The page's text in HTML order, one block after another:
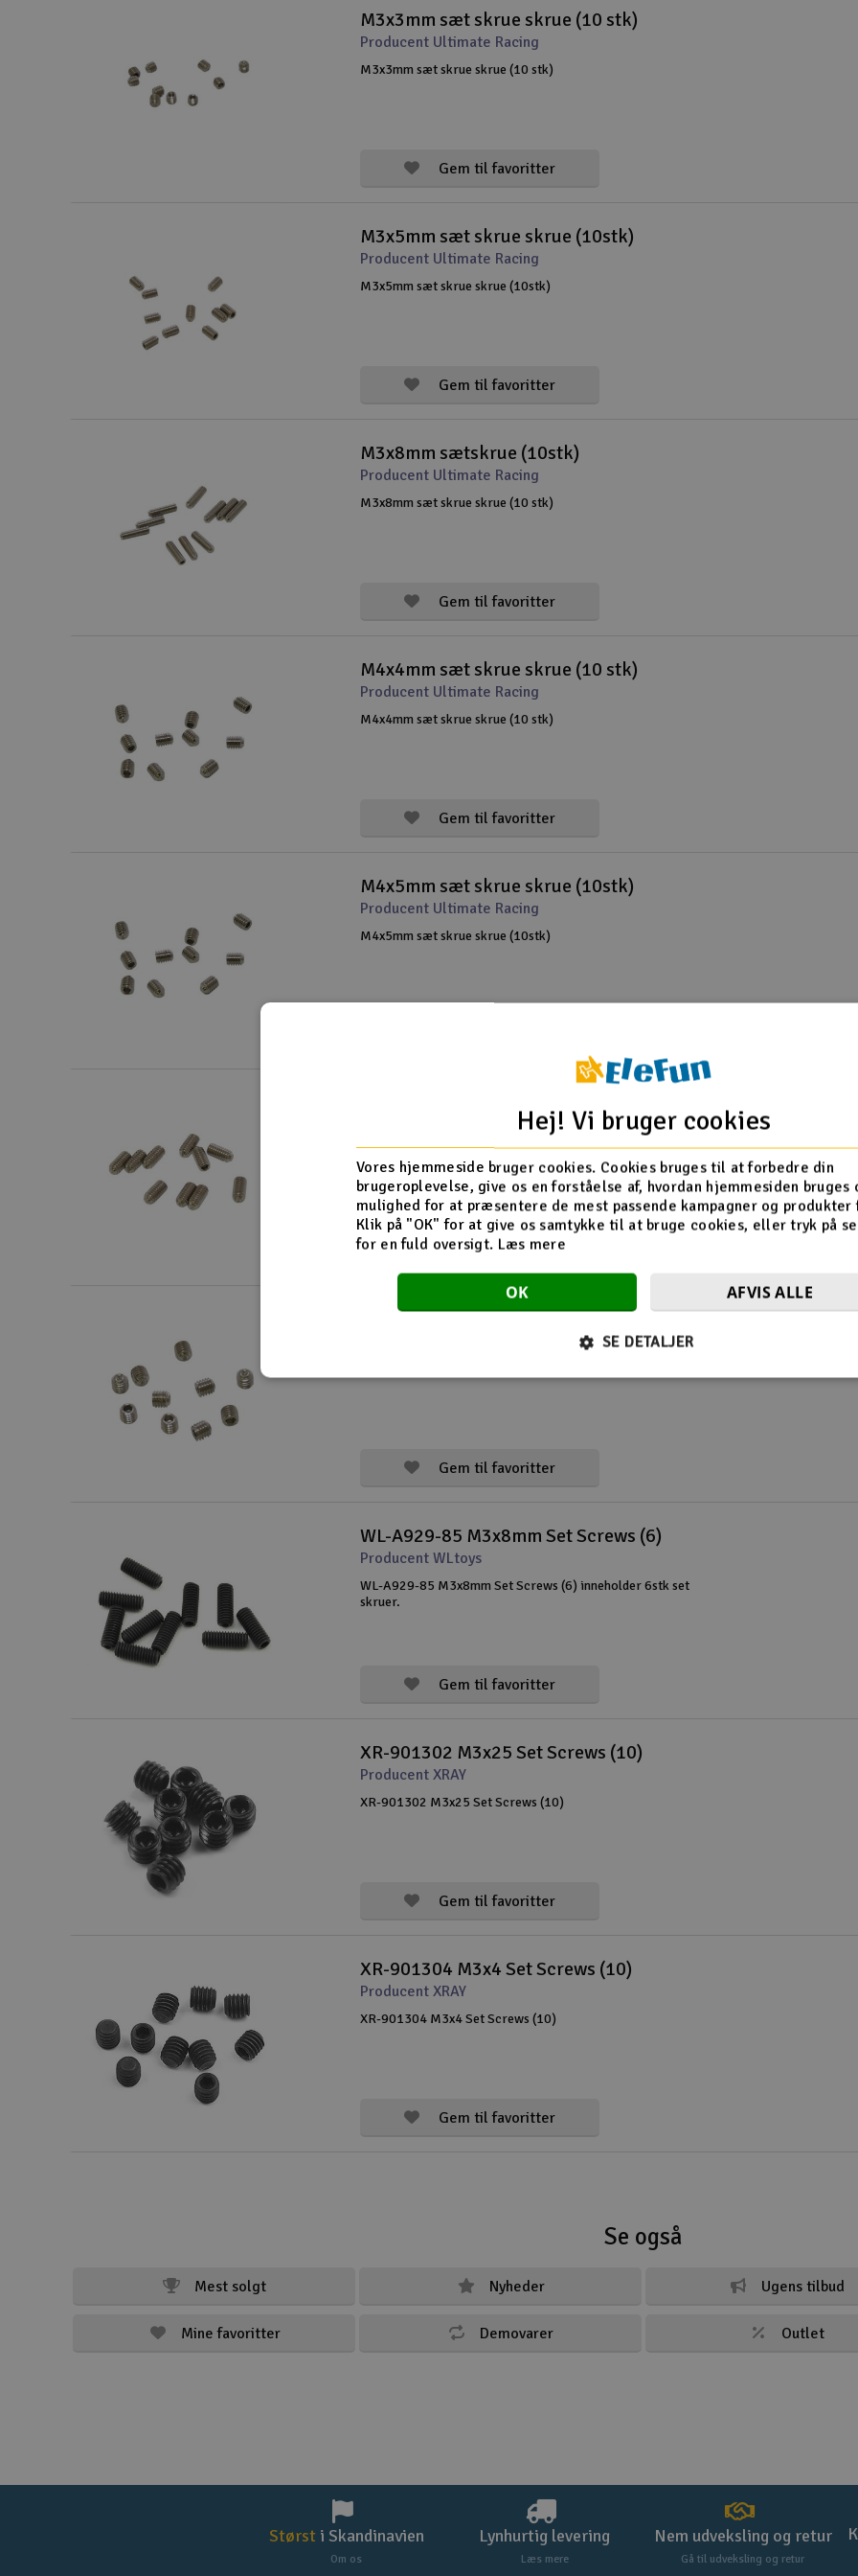
Fly
Helikopter
Outlet
Radio udstyr
Smarthjem, leg og hobby
Solenergi
Værktøj, udstyr og tilbehør
M3x3mm sæt skrue skrue (10 stk)
Producent Ultimate Racing
M3x3mm sæt skrue skrue (10 stk)
Gem til favoritter
M3x5mm sæt skrue skrue (10stk)
Producent Ultimate Racing
M3x5mm sæt skrue skrue (10stk)
Gem til favoritter
M3x8mm sætskrue (10stk)
Producent Ultimate Racing
M3x8mm sæt skrue skrue (10 stk)
Gem til favoritter
M4x4mm sæt skrue skrue (10 stk)
Producent Ultimate Racing
M4x4mm sæt skrue skrue (10 stk)
Gem til favoritter
M4x5mm sæt skrue skrue (10stk)
Producent Ultimate Racing
M4x5mm sæt skrue skrue (10stk)
Producent Ultimate Racing
M4x8mm sæt skrue skrue (10 stk)
Gem til favoritter
M5x5mm sæt skrue skrue (10stk)
Gem til favoritter
WL-A929-85 M3x8mm Set Screws (6)
Producent WLtoys
WL-A929-85 M3x8mm Set Screws (6) inneholder 6stk set
skruer.
Gem til favoritter
XR-901302 M3x25 Set Screws (10)
Producent XRAY
XR-901302 M3x25 Set Screws (10)
Gem til favoritter
XR-901304 M3x4 Set Screws (10)
Producent XRAY
XR-901304 M3x4 Set Screws (10)
Gem til favoritter
Se også
Mest solgt Nyheder Ugens tilbud
Mine favoritter Demovarer Outlet
Størst i Skandinavien
Om os
Lynhurtig levering
Læs mere
Nem udveksling og retur
Gå til udveksling og retur
Hej! Vi bruger cookies
Vores hjemmeside bruger cookies. Cookies bruges til at forbedre din
brugeroplevelse, give os en forståelse af, hvordan hjemmesiden bruges
mulighed for at præsentere de mest passende kampagner og produkter
Klik på "OK" for at give os samtykke til at bruge cookies, eller tryk på
for en fuld oversigt. Læs mere
OK AFVIS ALLE
SE DETALJER